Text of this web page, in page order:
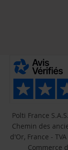
Polti France
Chemin des
d'Or, France -
Commerce